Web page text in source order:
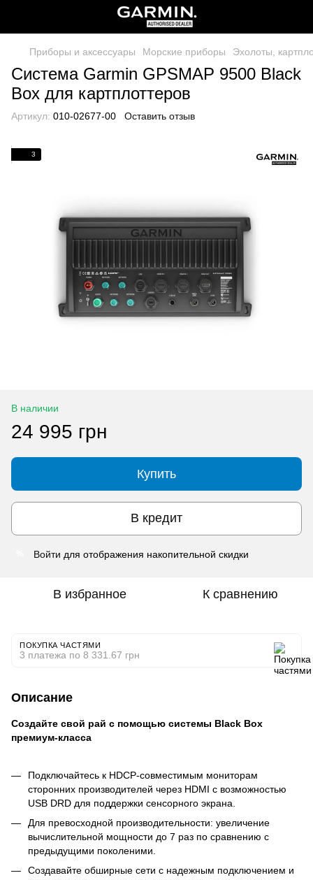
Приборы и аксессуары Морские приборы Эхолоты,
Система Garmin GPSMAP 9500 Black
Box для картплоттеров
Артикул: 010-02677-00 Оставить отзыв
3
В наличии
24 995 грн
Купить
В кредит
Войти для отображения накопительной скидки
В избранное К сравнению
ПОКУПКА ЧАСТЯМИ
3 платежа по 8 331.67 грн
Описание
Создайте свой рай с помощью системы Black Box
премиум-класса
Подключайтесь к HDCP-совместимым мониторам
сторонних производителей через HDMI с возможностью
USB DRD для поддержки сенсорного экрана.
Для превосходной производительности: увеличение
вычислительной мощности до 7 раз по сравнению с
предыдущими поколеними.
Создавайте обширные сети с надежным подключением и